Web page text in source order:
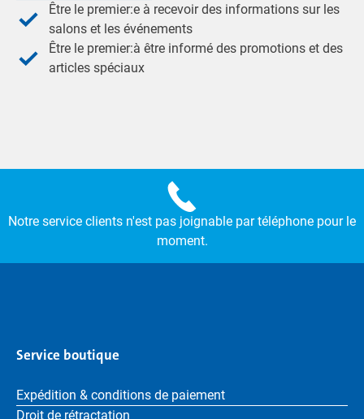
Être le premier:e à recevoir des informations sur les
salons et les événements
Être le premier:à être informé des promotions et des
articles spéciaux
Notre service clients n'est pas joignable par téléphone pour le
moment.
Service boutique
Expédition & conditions de paiement
Droit de rétractation